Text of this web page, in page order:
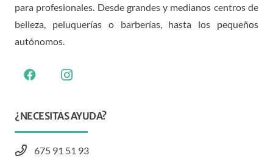
para profesionales. Desde grandes y medianos centros de
belleza, peluquerías o barberías, hasta los pequeños
autónomos.
¿NECESITAS AYUDA?
675 91 51 93